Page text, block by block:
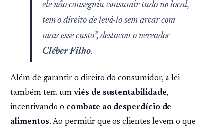
ele não conseguiu consumir tudo no local,
tem o direito de levá-lo sem arcar com
mais esse custo”, destacou o vereador
Cléber Filho.
Além de garantir o direito do consumidor, a lei
também tem um viés de sustentabilidade,
incentivando o combate ao desperdício de
alimentos. Ao permitir que os clientes levem o que